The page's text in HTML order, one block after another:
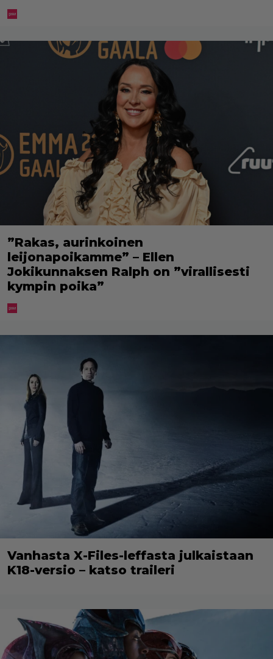
”Rakas, aurinkoinen
leijonapoikamme” – Ellen
Jokikunnaksen Ralph on ”virallisesti
kympin poika”
Vanhasta X-Files-leffasta julkaistaan
K18-versio – katso traileri